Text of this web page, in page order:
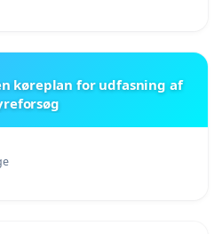
køreplan for udfasning af